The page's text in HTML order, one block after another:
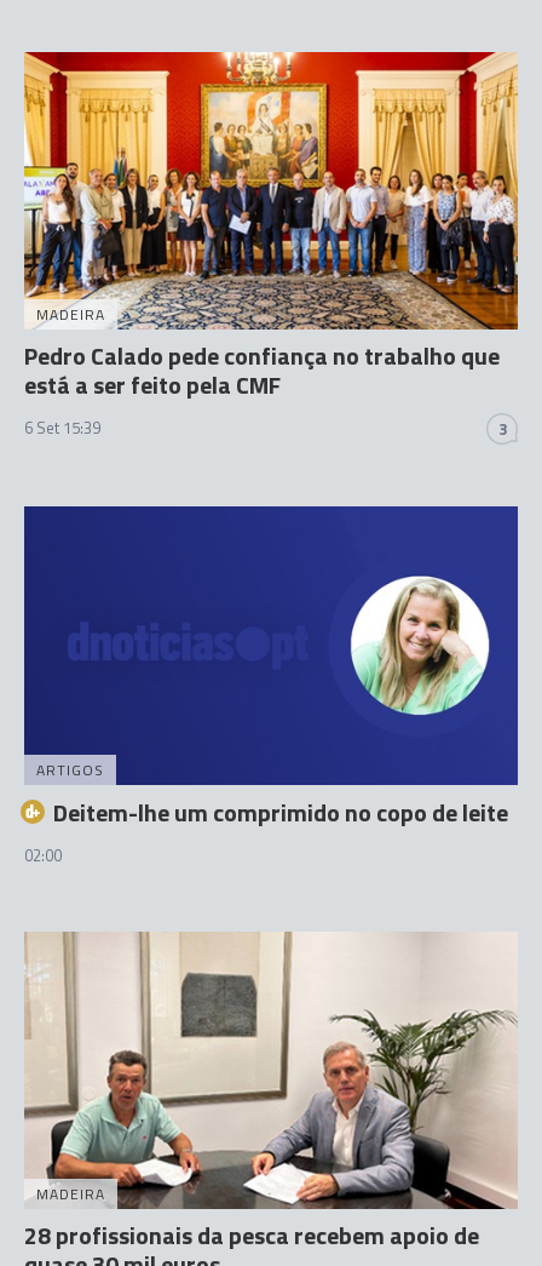
MADEIRA
Pedro Calado pede confiança no trabalho que
está a ser feito pela CMF
6 Set 15:39 3
ARTIGOS
Deitem-lhe um comprimido no copo de leite
02:00
MADEIRA
28 profissionais da pesca recebem apoio de